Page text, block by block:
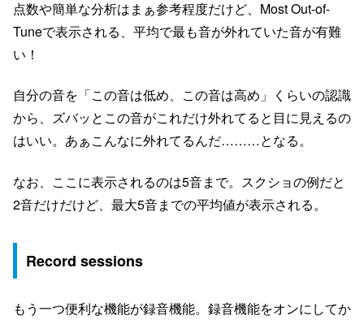
点数や簡単な分析はまぁ参考程度だけど、Most Out-of-
Tuneで表示される、平均で最も音が外れていた音が有難
い！
自分の音を「この音は低め、この音は高め」くらいの認識
から、ズバッとこの音がこれだけ外れてると目に見えるの
はいい。あぁこんなに外れてるんだ………となる。
なお、ここに表示されるのは5音まで。スクショの例だと
2音だけだけど、最大5音までの平均値が表示される。
Record sessions
もう一つ便利な機能が録音機能。録音機能をオンにしてか